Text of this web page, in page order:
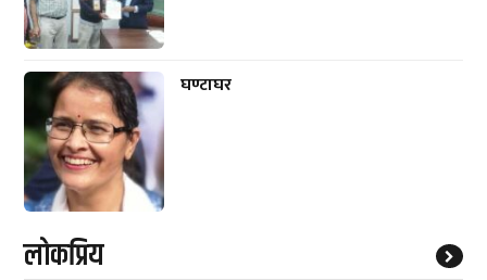
घण्टाघर
लाेकप्रिय